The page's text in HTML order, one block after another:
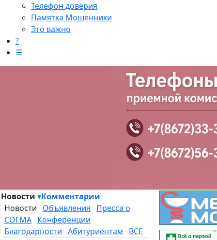
Телефон доверия
Памятка Мошенники
Это важно
?
☰
Новости ▾Комментарии
Новости Объявления
Пресса о
СОГМА Конференции
Благодарности Абитуриентам
ВСЕ